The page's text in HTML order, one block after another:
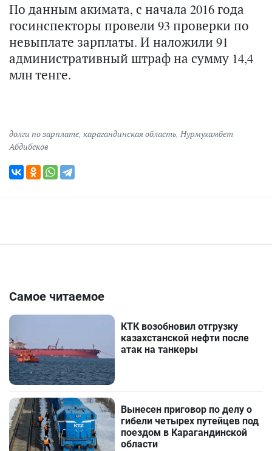
По данным акимата, с начала 2016 года
госинспекторы провели 93 проверки по
невыплате зарплаты. И наложили 91
административный штраф на сумму 14,4
млн тенге.
долги по зарплате, карагандинская область, Нурмухамбет
Абдибеков
Самое читаемое
КТК возобновил отгрузку
казахстанской нефти после
атак на танкеры
Вынесен приговор по делу о
гибели четырех путейцев под
поездом в Карагандинской
области